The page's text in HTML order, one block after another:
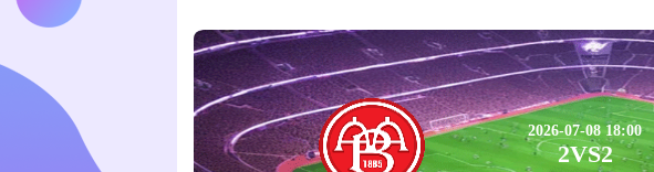
2026-07-08 18:00
2VS2